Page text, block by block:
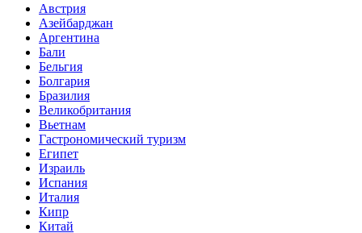
Австрия
Азейбарджан
Аргентина
Бали
Бельгия
Болгария
Бразилия
Великобритания
Вьетнам
Гастрономический туризм
Египет
Израиль
Испания
Италия
Кипр
Китай